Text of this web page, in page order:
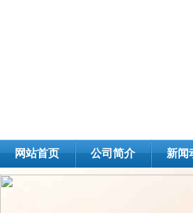
网站首页 公司简介 新闻